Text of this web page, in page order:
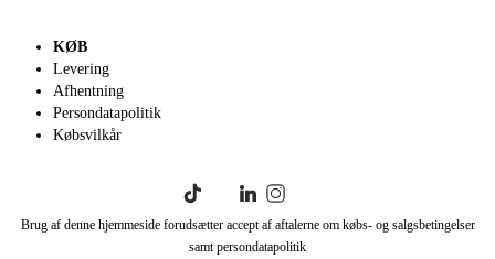
KØB
Levering
Afhentning
Persondatapolitik
Købsvilkår
Brug af denne hjemmeside forudsætter accept af aftalerne om købs- og salgsbetingelser
samt persondatapolitik